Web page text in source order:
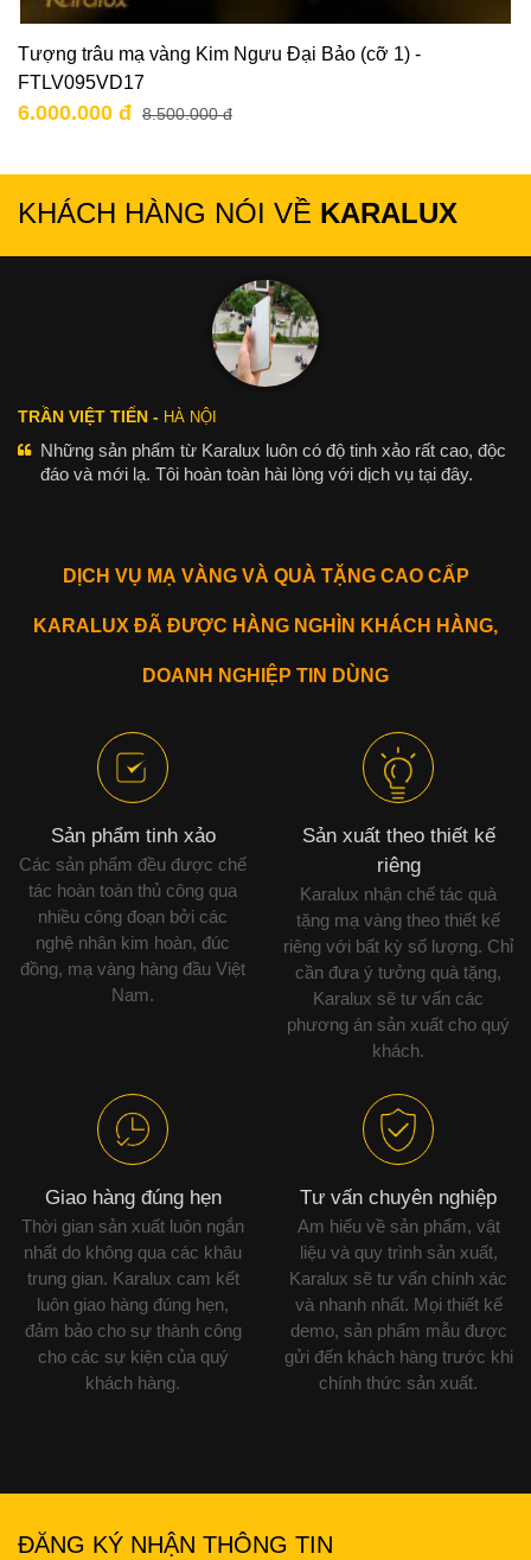
Tượng trâu mạ vàng Kim Ngưu Đại Bảo (cỡ 1) -
FTLV095VD17
6.000.000 đ 8.500.000 đ
KHÁCH HÀNG NÓI VỀ KARALUX
TRẦN VIỆT TIẾN - HÀ NỘI
Những sản phẩm từ Karalux luôn có độ tinh xảo rất cao, độc
đáo và mới lạ. Tôi hoàn toàn hài lòng với dịch vụ tại đây.
DỊCH VỤ MẠ VÀNG VÀ QUÀ TẶNG CAO CẤP
KARALUX ĐÃ ĐƯỢC HÀNG NGHÌN KHÁCH HÀNG,
DOANH NGHIỆP TIN DÙNG
Sản phẩm tinh xảo
Các sản phẩm đều được chế
tác hoàn toàn thủ công qua
nhiều công đoạn bởi các
nghệ nhân kim hoàn, đúc
đồng, mạ vàng hàng đầu Việt
Nam.
Sản xuất theo thiết kế
riêng
Karalux nhận chế tác quà
tặng mạ vàng theo thiết kế
riêng với bất kỳ số lượng. Chỉ
cần đưa ý tưởng quà tặng,
Karalux sẽ tư vấn các
phương án sản xuất cho quý
khách.
Giao hàng đúng hẹn
Thời gian sản xuất luôn ngắn
nhất do không qua các khâu
trung gian. Karalux cam kết
luôn giao hàng đúng hẹn,
đảm bảo cho sự thành công
cho các sự kiện của quý
khách hàng.
Tư vấn chuyên nghiệp
Am hiểu về sản phẩm, vật
liệu và quy trình sản xuất,
Karalux sẽ tư vấn chính xác
và nhanh nhất. Mọi thiết kế
demo, sản phẩm mẫu được
gửi đến khách hàng trước khi
chính thức sản xuất.
ĐĂNG KÝ NHẬN THÔNG TIN